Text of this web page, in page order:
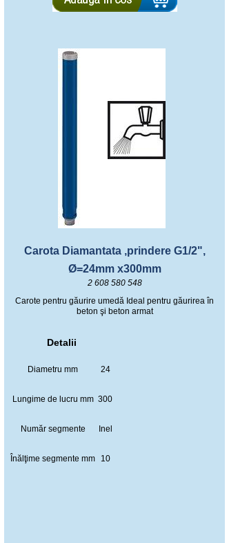
Carota Diamantata ,prindere G1/2",
Ø=24mm x300mm
2 608 580 548
Carote pentru găurire umedă Ideal pentru găurirea în
beton şi beton armat
Detalii
Diametru mm 24
Lungime de lucru mm 300
Număr segmente Inel
Înălţime segmente mm 10